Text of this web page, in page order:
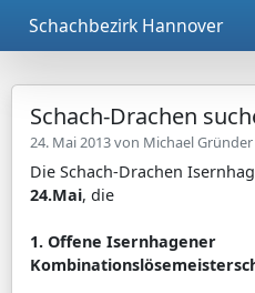
Schachbezirk Hannover
Schach-Drachen
24. Mai 2013 von Michael Gründer
Die Schach-Drachen
24.Mai, die
1. Offene Isernhagener